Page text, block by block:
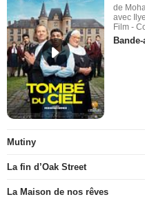
de
avec
Film -
Mutiny
La fin d’Oak Street
La Maison de nos rêves